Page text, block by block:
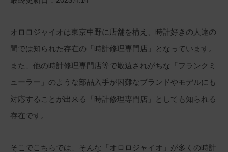
オロロジャイオは東京中野に店舗を構え、時計好きの人達の
間では知られた存在の「時計修理専門店」となっています。
また、他の時計修理専門店等で敬遠されがちな「フランクミ
ューラー」のような部品入手が困難なブランドやモデルにも
対応することが出来る「時計修理専門店」としても知られる
存在です。
そこでこちらでは、そんな「オロロジャイオ」が多くの時計